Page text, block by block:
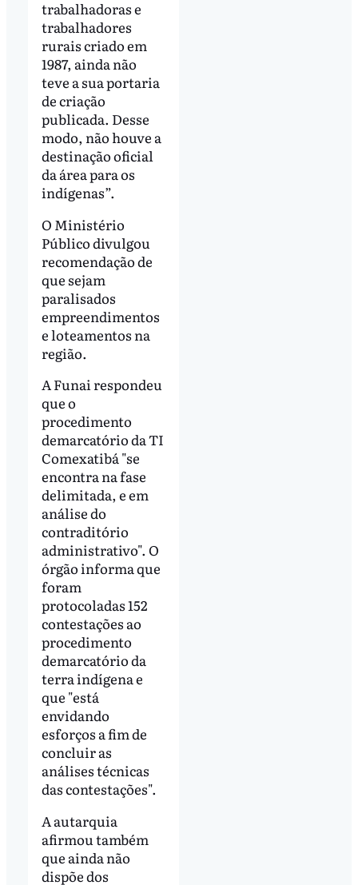
trabalhadoras e
trabalhadores
rurais criado em
1987, ainda não
teve a sua portaria
de criação
publicada. Desse
modo, não houve a
destinação oficial
da área para os
indígenas”.
O Ministério
Público divulgou
recomendação de
que sejam
paralisados
empreendimentos
e loteamentos na
região.
A Funai respondeu
que o
procedimento
demarcatório da TI
Comexatibá "se
encontra na fase
delimitada, e em
análise do
contraditório
administrativo". O
órgão informa que
foram
protocoladas 152
contestações ao
procedimento
demarcatório da
terra indígena e
que "está
envidando
esforços a fim de
concluir as
análises técnicas
das contestações".
A autarquia
afirmou também
que ainda não
dispõe dos